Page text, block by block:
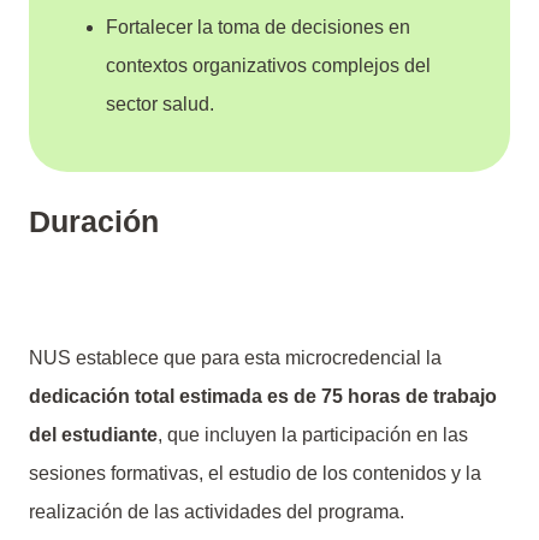
Fortalecer la toma de decisiones en
contextos organizativos complejos del
sector salud.
Duración
NUS establece que para esta microcredencial la
dedicación total estimada es de 75 horas de trabajo
del estudiante, que incluyen la participación en las
sesiones formativas, el estudio de los contenidos y la
realización de las actividades del programa.